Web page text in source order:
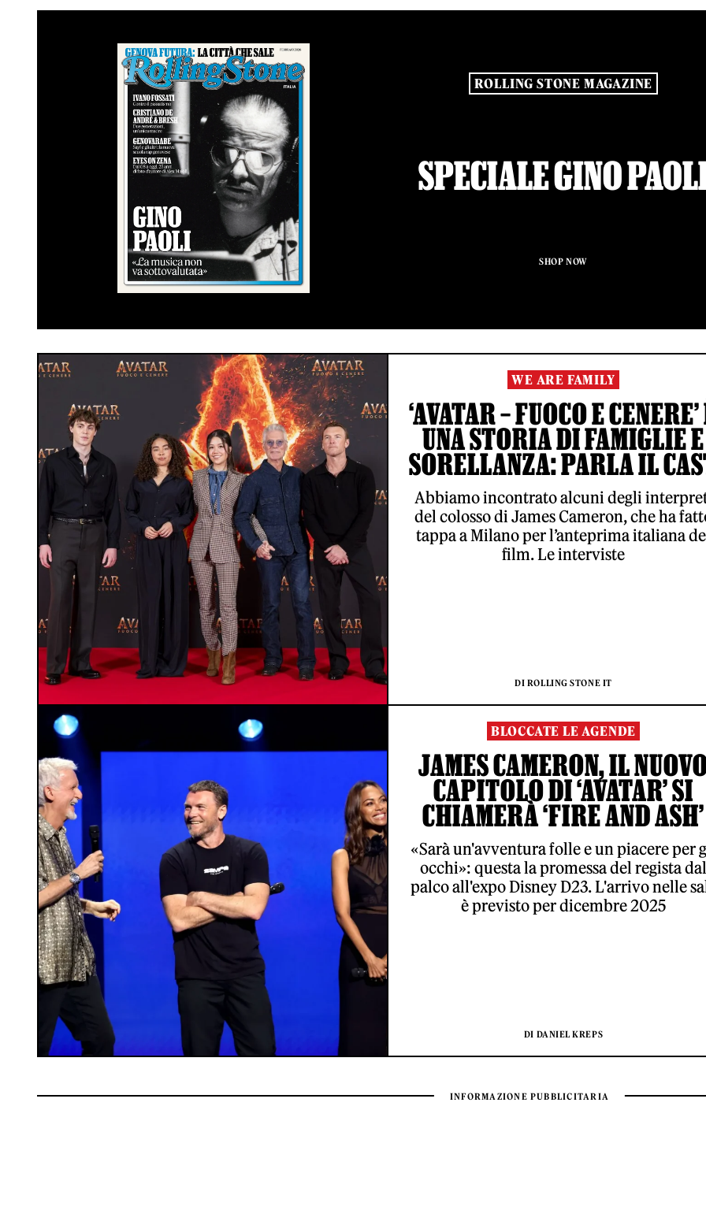
ROLLING STONE MAGAZINE
SPECIALE GINO
SHOP NOW
WE ARE FAMILY
‘AVATAR – FUOCO E CENERE’
UNA STORIA DI FAMIGLIE E
SORELLANZA: PARLA IL
Abbiamo incontrato alcuni degli
del colosso di James Cameron, che ha
tappa a Milano per l’anteprima italiana
film. Le interviste
DI ROLLING STONE IT
BLOCCATE LE AGENDE
JAMES CAMERON, IL
CAPITOLO DI ‘AVATAR’ SI
CHIAMERÀ ‘FIRE AND ASH’
«Sarà un'avventura folle e un piacere per
occhi»: questa la promessa del regista dal
palco all'expo Disney D23. L'arrivo nelle
è previsto per dicembre 2025
DI DANIEL KREPS